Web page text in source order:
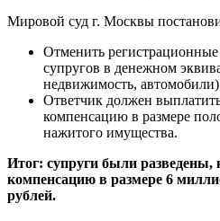
Мировой суд г. Москвы
Отменить
супругов в денежном
недвижимость,
Ответчик должен
компенсацию в размере
нажитого имущества.
Итог: супруги были разведены,
компенсацию в размере 6
рублей.